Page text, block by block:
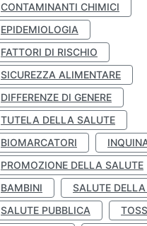
CONTAMINANTI CHIMICI
EPIDEMIOLOGIA
FATTORI DI RISCHIO
SICUREZZA ALIMENTARE
DIFFERENZE DI GENERE
TUTELA DELLA SALUTE
BIOMARCATORI
PROMOZIONE DELLA SALUTE
BAMBINI
SALUTE
SALUTE PUBBLICA